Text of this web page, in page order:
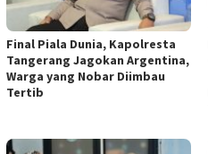
Final Piala Dunia, Kapolresta
Tangerang Jagokan Argentina,
Warga yang Nobar Diimbau
Tertib